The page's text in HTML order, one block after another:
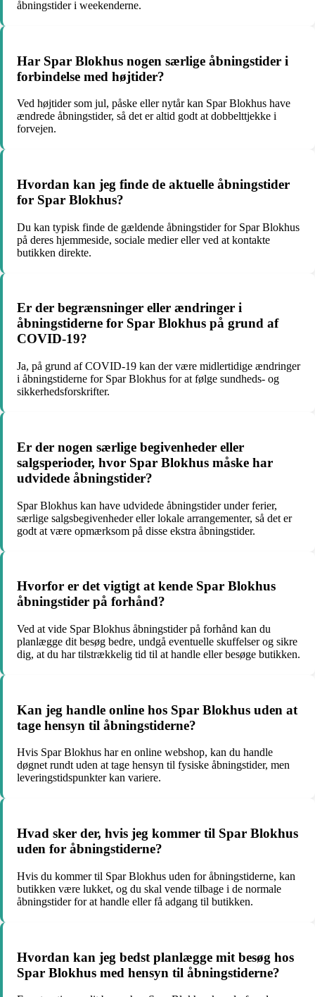
åbningstider i weekenderne.
Har Spar Blokhus nogen særlige åbningstider i
forbindelse med højtider?
Ved højtider som jul, påske eller nytår kan Spar Blokhus have
ændrede åbningstider, så det er altid godt at dobbelttjekke i
forvejen.
Hvordan kan jeg finde de aktuelle åbningstider
for Spar Blokhus?
Du kan typisk finde de gældende åbningstider for Spar Blokhus
på deres hjemmeside, sociale medier eller ved at kontakte
butikken direkte.
Er der begrænsninger eller ændringer i
åbningstiderne for Spar Blokhus på grund af
COVID-19?
Ja, på grund af COVID-19 kan der være midlertidige ændringer
i åbningstiderne for Spar Blokhus for at følge sundheds- og
sikkerhedsforskrifter.
Er der nogen særlige begivenheder eller
salgsperioder, hvor Spar Blokhus måske har
udvidede åbningstider?
Spar Blokhus kan have udvidede åbningstider under ferier,
særlige salgsbegivenheder eller lokale arrangementer, så det er
godt at være opmærksom på disse ekstra åbningstider.
Hvorfor er det vigtigt at kende Spar Blokhus
åbningstider på forhånd?
Ved at vide Spar Blokhus åbningstider på forhånd kan du
planlægge dit besøg bedre, undgå eventuelle skuffelser og sikre
dig, at du har tilstrækkelig tid til at handle eller besøge butikken.
Kan jeg handle online hos Spar Blokhus uden at
tage hensyn til åbningstiderne?
Hvis Spar Blokhus har en online webshop, kan du handle
døgnet rundt uden at tage hensyn til fysiske åbningstider, men
leveringstidspunkter kan variere.
Hvad sker der, hvis jeg kommer til Spar Blokhus
uden for åbningstiderne?
Hvis du kommer til Spar Blokhus uden for åbningstiderne, kan
butikken være lukket, og du skal vende tilbage i de normale
åbningstider for at handle eller få adgang til butikken.
Hvordan kan jeg bedst planlægge mit besøg hos
Spar Blokhus med hensyn til åbningstiderne?